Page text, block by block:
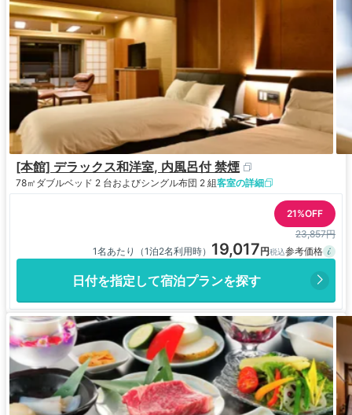
[本館] デラックス和洋室, 内風呂付 禁煙
78㎡ ダブルベッド 2 台およびシングル布団 2 組客室の詳細
21%OFF
23,857円
1名あたり（1泊2名利用時） 19,017
日付を指定して宿泊プランを探す